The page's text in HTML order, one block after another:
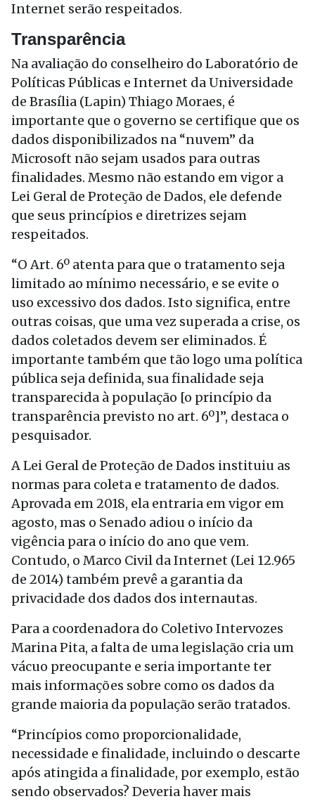
Internet serão respeitados.
Transparência
Na avaliação do conselheiro do Laboratório de
Políticas Públicas e Internet da Universidade
de Brasília (Lapin) Thiago Moraes, é
importante que o governo se certifique que os
dados disponibilizados na “nuvem” da
Microsoft não sejam usados para outras
finalidades. Mesmo não estando em vigor a
Lei Geral de Proteção de Dados, ele defende
que seus princípios e diretrizes sejam
respeitados.
“O Art. 6º atenta para que o tratamento seja
limitado ao mínimo necessário, e se evite o
uso excessivo dos dados. Isto significa, entre
outras coisas, que uma vez superada a crise, os
dados coletados devem ser eliminados. É
importante também que tão logo uma política
pública seja definida, sua finalidade seja
transparecida à população [o princípio da
transparência previsto no art. 6º]”, destaca o
pesquisador.
A Lei Geral de Proteção de Dados instituiu as
normas para coleta e tratamento de dados.
Aprovada em 2018, ela entraria em vigor em
agosto, mas o Senado adiou o início da
vigência para o início do ano que vem.
Contudo, o Marco Civil da Internet (Lei 12.965
de 2014) também prevê a garantia da
privacidade dos dados dos internautas.
Para a coordenadora do Coletivo Intervozes
Marina Pita, a falta de uma legislação cria um
vácuo preocupante e seria importante ter
mais informações sobre como os dados da
grande maioria da população serão tratados.
“Princípios como proporcionalidade,
necessidade e finalidade, incluindo o descarte
após atingida a finalidade, por exemplo, estão
sendo observados? Deveria haver mais